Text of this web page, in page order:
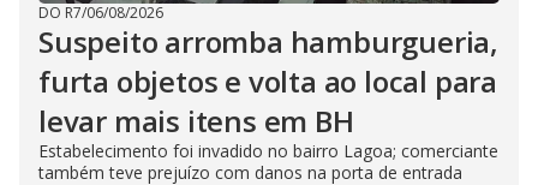
DO R7/06/08/2026
Suspeito arromba hamburgueria,
furta objetos e volta ao local para
levar mais itens em BH
Estabelecimento foi invadido no bairro Lagoa; comerciante
também teve prejuízo com danos na porta de entrada